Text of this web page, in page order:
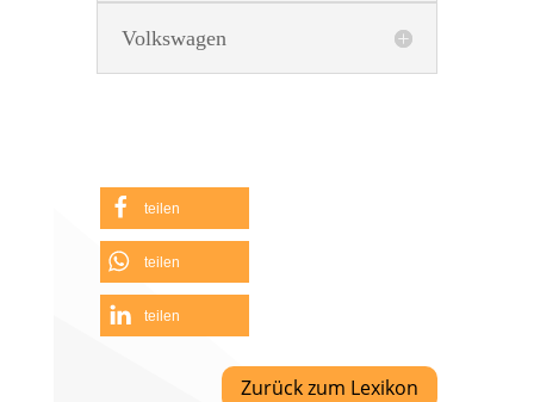
Volkswagen
teilen
teilen
teilen
Zurück zum Lexikon